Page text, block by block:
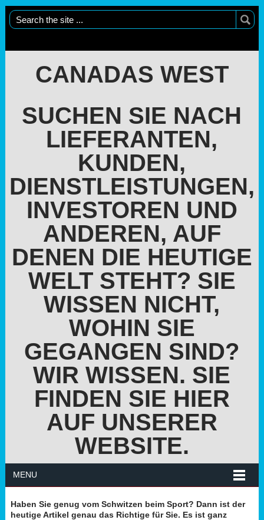
CANADAS WEST
SUCHEN SIE NACH
LIEFERANTEN,
KUNDEN,
DIENSTLEISTUNGEN,
INVESTOREN UND
ANDEREN, AUF
DENEN DIE HEUTIGE
WELT STEHT? SIE
WISSEN NICHT,
WOHIN SIE
GEGANGEN SIND?
WIR WISSEN. SIE
FINDEN SIE HIER
AUF UNSERER
WEBSITE.
MENU
Haben Sie genug vom Schwitzen beim Sport? Dann ist der
heutige Artikel genau das Richtige für Sie. Es ist ganz